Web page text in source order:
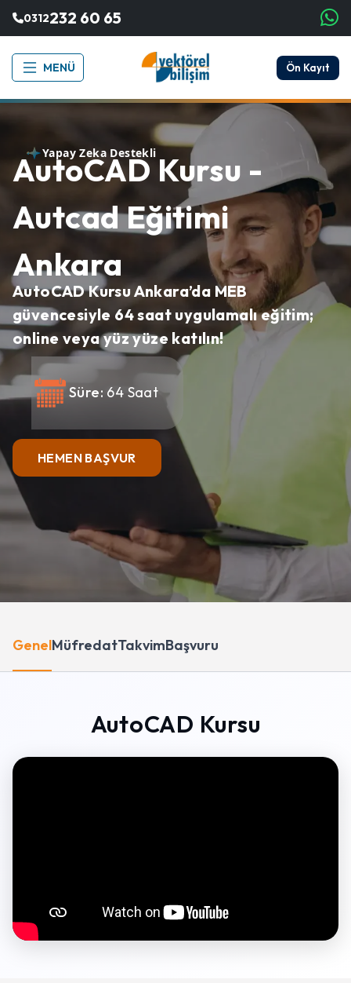
0312232 60 65
MENÜ Ön Kayıt
Yapay Zeka Destekli
AutoCAD Kursu -
Autcad Eğitimi
Ankara
AutoCAD Kursu Ankara’da MEB
güvencesiyle 64 saat uygulamalı eğitim;
online veya yüz yüze katılın!
Süre: 64 Saat
HEMEN BAŞVUR
GenelMüfredatTakvimBaşvuru
AutoCAD Kursu